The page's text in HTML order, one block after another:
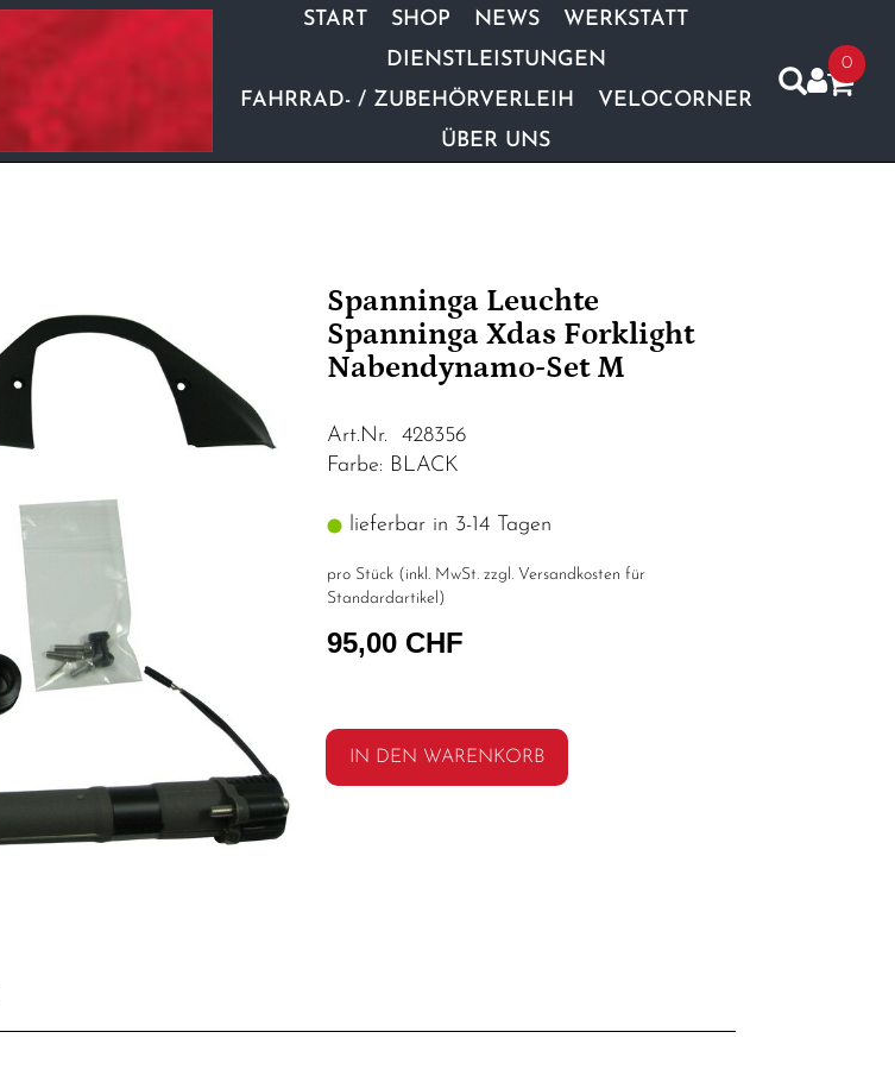
START SHOP NEWS
WERKSTATT
DIENSTLEISTUNGEN
FAHRRAD- / ZUBEHÖRVERLEIH
VELOCORNER
ÜBER UNS
0
Spanninga Leuchte
Spanninga Xdas Forklight
Nabendynamo-Set M
Art.Nr. 428356
Farbe: BLACK
lieferbar in 3-14 Tagen
pro Stück (inkl. MwSt. zzgl. Versandkosten für
Standardartikel )
95,00 CHF
IN DEN WARENKORB